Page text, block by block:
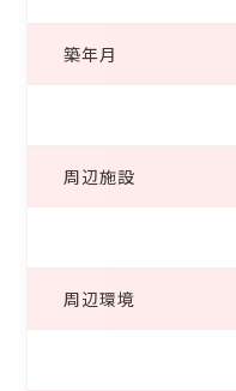
築年月
周辺施設
周辺環境